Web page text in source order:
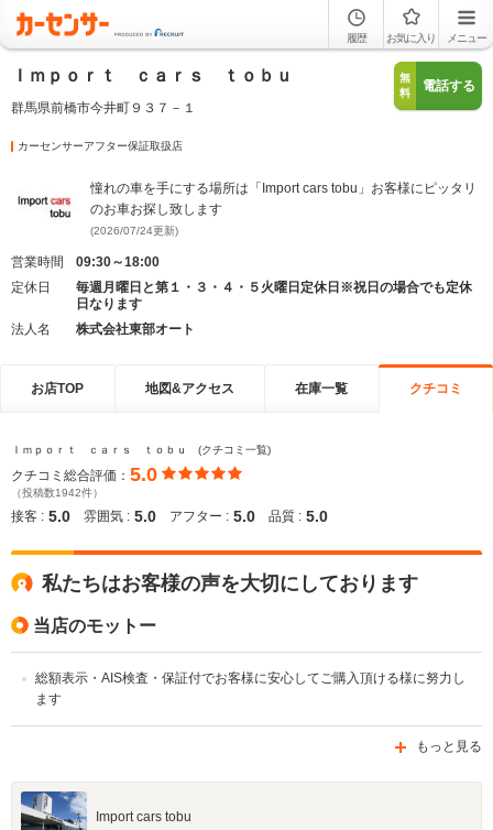
履歴 お気に入り メニュー
Ｉｍｐｏｒｔ ｃａｒｓ ｔｏｂｕ
群馬県前橋市今井町９３７－１
無
料
電話する
カーセンサーアフター保証取扱店
憧れの車を手にする場所は「Import cars tobu」お客様にピッタリ
のお車お探し致します
(2026/07/24更新)
営業時間
09:30～18:00
定休日
毎週月曜日と第１・３・４・５火曜日定休日※祝日の場合でも定休
日なります
法人名
株式会社東部オート
お店TOP 地図&アクセス 在庫一覧 クチコミ
Ｉｍｐｏｒｔ ｃａｒｓ ｔｏｂｕ (クチコミ一覧)
クチコミ総合評価： 5.0
（投稿数1942件）
接客 : 5.0 雰囲気 : 5.0 アフター : 5.0 品質 : 5.0
私たちはお客様の声を大切にしております
当店のモットー
総額表示・AIS検査・保証付でお客様に安心してご購入頂ける様に努力し
ます
もっと見る
Import cars tobu